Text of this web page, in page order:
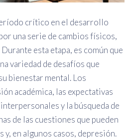
crítico en el desarrollo
una serie de cambios físicos,
esta etapa, es común que
variedad de desafíos que
bienestar mental. Los
académica, las expectativas
y la búsqueda de
de las cuestiones que pueden
y, en algunos casos, depresión.